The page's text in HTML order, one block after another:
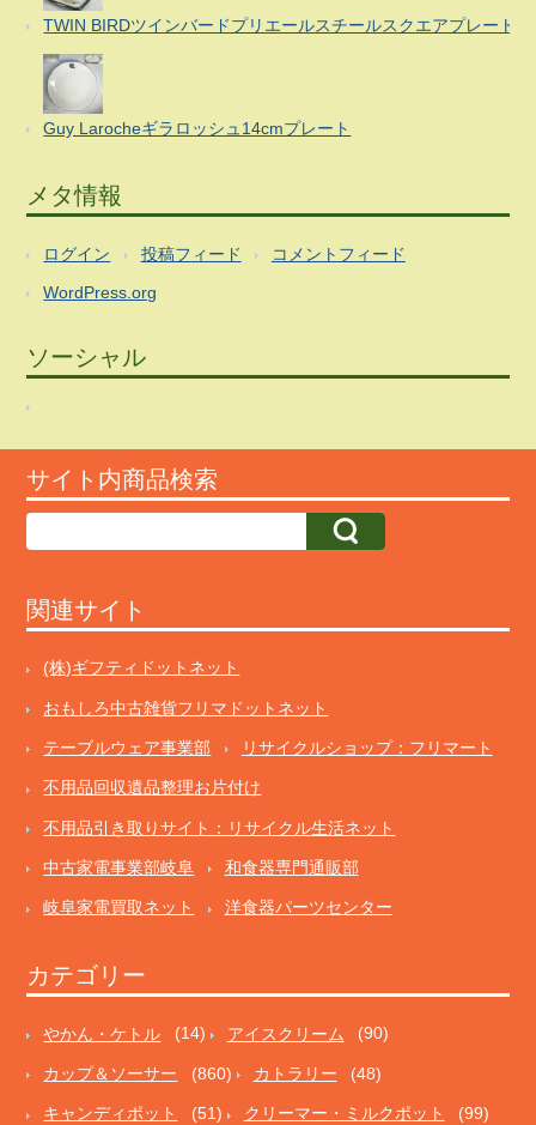
TWIN BIRDツインバードプリエールスチールスクエアプレート
Guy Larocheギラロッシュ14cmプレート
メタ情報
ログイン 投稿フィード コメントフィード
WordPress.org
ソーシャル
サイト内商品検索
関連サイト
(株)ギフティドットネット
おもしろ中古雑貨フリマドットネット
テーブルウェア事業部 リサイクルショップ：フリマート
不用品回収遺品整理お片付け
不用品引き取りサイト：リサイクル生活ネット
中古家電事業部岐阜 和食器専門通販部
岐阜家電買取ネット 洋食器パーツセンター
カテゴリー
やかん・ケトル (14) アイスクリーム (90)
カップ＆ソーサー (860) カトラリー (48)
キャンディポット (51) クリーマー・ミルクポット (99)